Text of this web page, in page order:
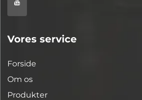
Vores service
Forside
Om os
Produkter